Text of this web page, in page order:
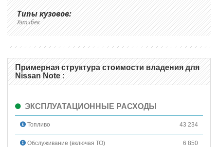
Типы кузовов:
Хэтчбек
Примерная структура стоимости владения для
Nissan Note :
ЭКСПЛУАТАЦИОННЫЕ РАСХОДЫ
Топливо 43 234
Обслуживание (включая ТО) 6 850